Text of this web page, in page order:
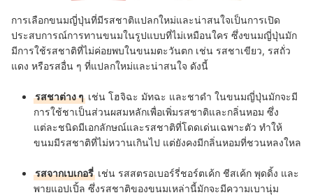
การเลือกขนมญี่ปุ่นที่มีรสชาติแปลกใหม่และน่าสนใจเป็นการเปิด
ประสบการณ์การทานขนมในรูปแบบที่ไม่เหมือนใคร ซึ่งขนมญี่ปุ่นมัก
มีการใช้รสชาติที่ไม่ค่อยพบในขนมตะวันตก เช่น รสชาเขียว, รสถั่ว
แดง หรือรสอื่น ๆ ที่แปลกใหม่และน่าสนใจ ดังนี้
รสชาต่าง ๆ เช่น โฮจิฉะ มัทฉะ และชาดำ ในขนมญี่ปุ่นมักจะมี
การใช้ชาเป็นส่วนผสมหลักเพื่อเพิ่มรสชาติและกลิ่นหอม ซึ่ง
แต่ละชนิดมีเอกลักษณ์และรสชาติที่โดดเด่นเฉพาะตัว ทำให้
ขนมมีรสชาติที่ไม่หวานเกินไป แต่ยังคงมีกลิ่นหอมที่ชวนหลงใหล
รสจากเบเกอรี่ เช่น รสสตรอเบอร์รี่ชอร์ตเค้ก ชีสเค้ก พุดดิ้ง และ
พายแอปเปิ้ล ซึ่งรสชาติของขนมเหล่านี้มักจะมีความเบานุ่ม